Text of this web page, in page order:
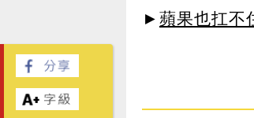
► 蘋果也扛不